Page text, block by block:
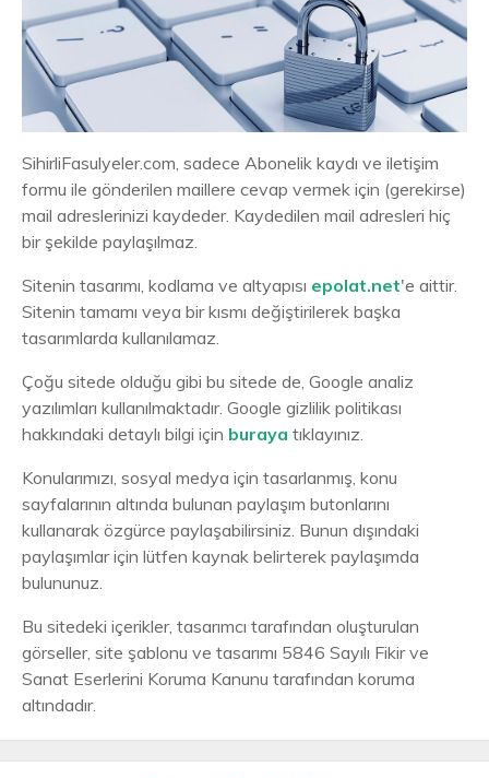
SihirliFasulyeler.com, sadece Abonelik kaydı ve iletişim
formu ile gönderilen maillere cevap vermek için (gerekirse)
mail adreslerinizi kaydeder. Kaydedilen mail adresleri hiç
bir şekilde paylaşılmaz.
Sitenin tasarımı, kodlama ve altyapısı epolat.net'e aittir.
Sitenin tamamı veya bir kısmı değiştirilerek başka
tasarımlarda kullanılamaz.
Çoğu sitede olduğu gibi bu sitede de, Google analiz
yazılımları kullanılmaktadır. Google gizlilik politikası
hakkındaki detaylı bilgi için buraya tıklayınız.
Konularımızı, sosyal medya için tasarlanmış, konu
sayfalarının altında bulunan paylaşım butonlarını
kullanarak özgürce paylaşabilirsiniz. Bunun dışındaki
paylaşımlar için lütfen kaynak belirterek paylaşımda
bulununuz.
Bu sitedeki içerikler, tasarımcı tarafından oluşturulan
görseller, site şablonu ve tasarımı 5846 Sayılı Fikir ve
Sanat Eserlerini Koruma Kanunu tarafından koruma
altındadır.